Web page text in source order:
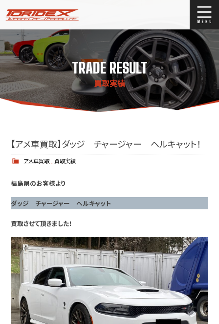
ブログ
Stock list
ストックリスト
買取
TRADE RESULT
買取実績
【アメ車買取】ダッジ チャージャー ヘルキャット！
アメ車買取 買取実績
福島県のお客様より
ダッジ チャージャー ヘルキャット
買取させて頂きました！